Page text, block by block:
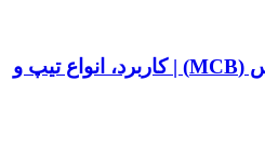
کلید مینیاتوری زیمنس (MCB) | کاربرد، انواع تیپ و